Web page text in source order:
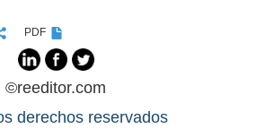
PDF
©reeditor.com
derechos reservados